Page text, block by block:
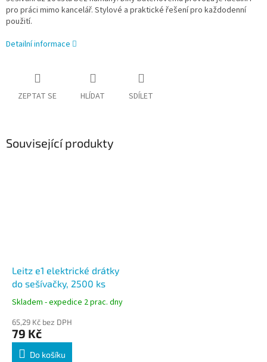
pro práci mimo kancelář. Stylové a praktické řešení pro každodenní
použití.
Detailní informace
ZEPTAT SE HLÍDAT SDÍLET
Související produkty
Leitz e1 elektrické drátky
do sešívačky, 2500 ks
Skladem - expedice 2 prac. dny
65,29 Kč bez DPH
79 Kč
Do košíku